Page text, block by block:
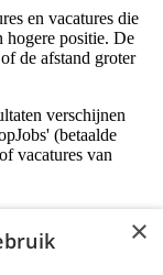
en vacatures die
positie. De
de afstand groter
verschijnen
(betaalde
vacatures van
×